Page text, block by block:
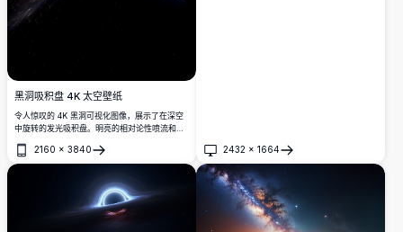
黑洞吸积盘 4K 太空壁纸
令人惊叹的 4K 黑洞可视化图像，展示了在深空
中旋转的发光吸积盘。明亮的相对论性喷流和弯
为观止的宇宙景象。
2160 × 3840
打开
2432 × 1664
打开